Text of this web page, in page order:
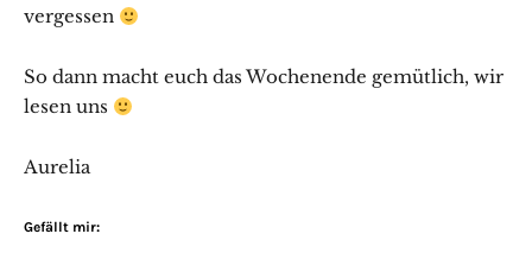
vergessen
So dann macht euch das Wochenende gemütlich, wir
lesen uns
Aurelia
Gefällt mir: